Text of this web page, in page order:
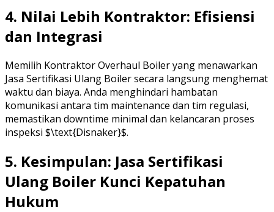
4. Nilai Lebih Kontraktor: Efisiensi
dan Integrasi
Memilih Kontraktor Overhaul Boiler yang menawarkan
Jasa Sertifikasi Ulang Boiler secara langsung menghemat
waktu dan biaya. Anda menghindari hambatan
komunikasi antara tim maintenance dan tim regulasi,
memastikan downtime minimal dan kelancaran proses
inspeksi $\text{Disnaker}$.
5. Kesimpulan: Jasa Sertifikasi
Ulang Boiler Kunci Kepatuhan
Hukum